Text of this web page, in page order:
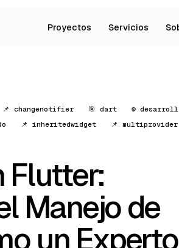
Proyectos Servicios
📌 changenotifier 🎯 dart
⚙️
📌 inheritedwidget
📌 multiprovider
Flutter:
Manejo de
un Experto